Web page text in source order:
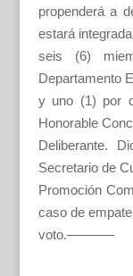
propenderá a
estará
seis (6)
Departamento
y uno (1) por
Honorable
Deliberante.
Secretario de
Promoción
caso de
voto.———–